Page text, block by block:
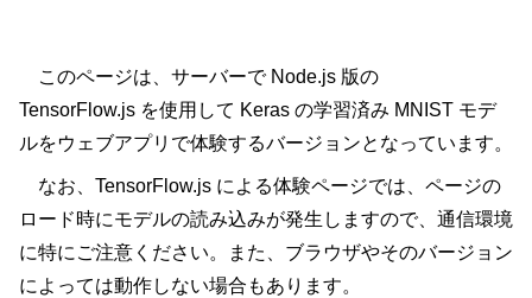
このページは、サーバーで Node.js 版の
TensorFlow.js を使用して Keras の学習済み MNIST モデ
ルをウェブアプリで体験するバージョンとなっています。
なお、TensorFlow.js による体験ページでは、ページの
ロード時にモデルの読み込みが発生しますので、通信環境
に特にご注意ください。また、ブラウザやそのバージョン
によっては動作しない場合もあります。